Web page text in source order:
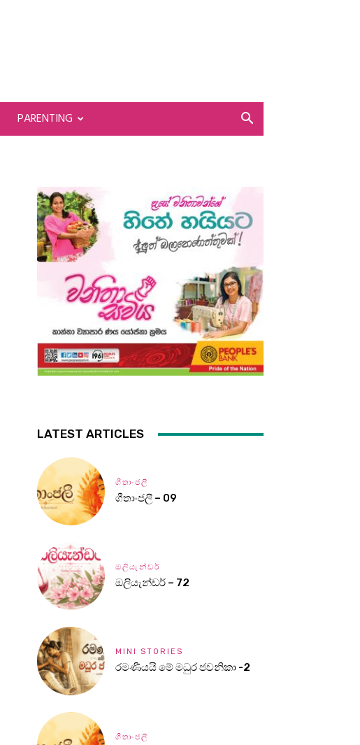
PARENTING
LATEST ARTICLES
ගීතාංජලී
ගීතාංජලී – 09
ඔලියැන්ඩර්
ඔලියැන්ඩර් – 72
MINI STORIES
රමණීයයි මේ මධුර ජවනිකා -2
ගීතාංජලී